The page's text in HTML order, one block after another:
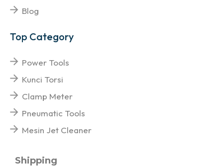
Blog
Top Category
Power Tools
Kunci Torsi
Clamp Meter
Pneumatic Tools
Mesin Jet Cleaner
Shipping